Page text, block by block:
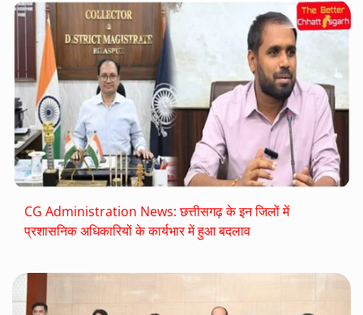
CG Administration News: छत्तीसगढ़ के इन जिलों में
प्रशासनिक अधिकारियों के कार्यभार में हुआ बदलाव